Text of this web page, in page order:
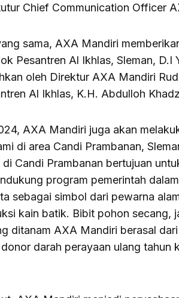
Chief Communication Officer
sama, AXA Mandiri
Pesantren Al Ikhlas, Sleman, D.I
oleh Direktur AXA Mandiri
Al Ikhlas, K.H. Abdulloh
AXA Mandiri juga akan
di area Candi Prambanan,
Candi Prambanan bertujuan
program pemerintah
sebagai simbol dari pewarna
kain batik. Bibit pohon secang,
ditanam AXA Mandiri berasal
darah perayaan ulang tahun